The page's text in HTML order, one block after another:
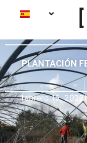
PLANTACIÓN
febrero 15, 2022